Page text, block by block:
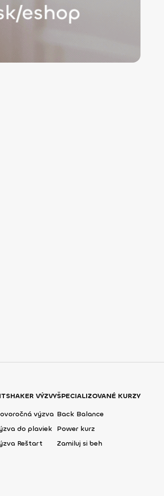
VÝZVY
výzva
do plaviek
Reštart
ŠPECIALIZOVANÉ KURZY
Back Balance
Power kurz
Zamiluj si beh